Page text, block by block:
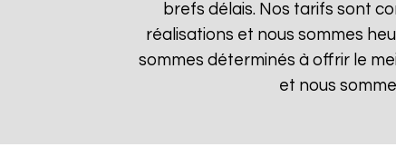
brefs délais. Nos tarifs sont
réalisations et nous sommes
sommes déterminés à offrir le
et nous